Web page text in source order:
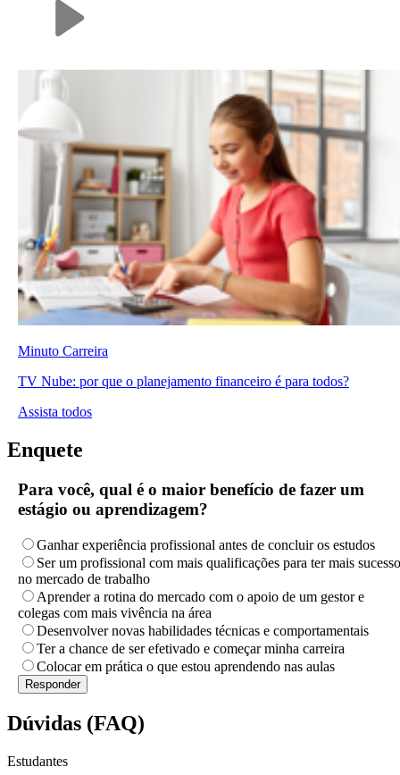
Minuto Carreira
TV Nube: por que o planejamento financeiro é para todos?
Assista todos
Enquete
Para você, qual é o maior benefício de fazer um
estágio ou aprendizagem?
Ganhar experiência profissional antes de concluir os estudos
Ser um profissional com mais qualificações para ter mais sucesso
no mercado de trabalho
Aprender a rotina do mercado com o apoio de um gestor e
colegas com mais vivência na área
Desenvolver novas habilidades técnicas e comportamentais
Ter a chance de ser efetivado e começar minha carreira
Colocar em prática o que estou aprendendo nas aulas
Dúvidas (FAQ)
Estudantes